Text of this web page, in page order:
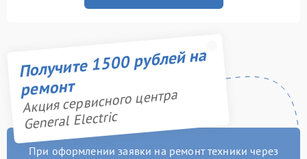
Получите 1500 рублей на
ремонт
Акция сервисного центра
General Electric
При оформлении заявки на ремонт техники через